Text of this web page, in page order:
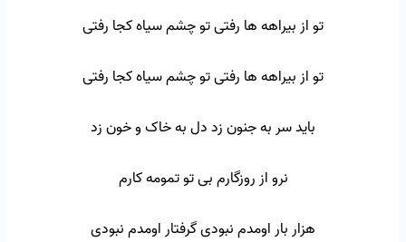
تو از بیراهه ها رفتی تو چشم سیاه کجا رفتی
تو از بیراهه ها رفتی تو چشم سیاه کجا رفتی
باید سر به جنون زد دل به خاک و خون زد
نرو از روزگارم بی تو تمومه کارم
هزار بار اومدم نبودی گرفتار اومدم نبودی